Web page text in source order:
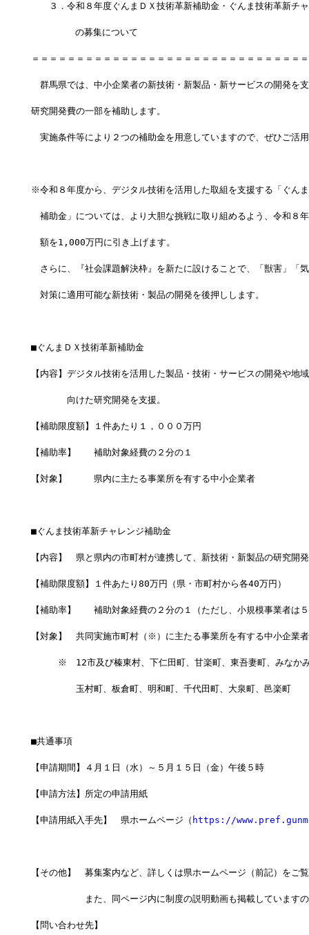
３．令和８年度ぐんまＤＸ技術革新補助金・ぐんま技術革新チ
        の募集について
＝＝＝＝＝＝＝＝＝＝＝＝＝＝＝＝＝＝＝＝＝＝＝＝＝＝＝＝＝＝
群馬県では、中小企業者の新技術・新製品・新サービスの開発を
研究開発費の一部を補助します。
実施条件等により２つの補助金を用意していますので、ぜひご活
※令和８年度から、デジタル技術を活用した取組を支援する「ぐん
補助金」については、より大胆な挑戦に取り組めるよう、令和８
額を1,000万円に引き上げます。
さらに、『社会課題解決枠』を新たに設けることで、「獣害」「
対策に適用可能な新技術・製品の開発を後押しします。
■ぐんまＤＸ技術革新補助金
【内容】デジタル技術を活用した製品・技術・サービスの開発や地
向けた研究開発を支援。
【補助限度額】１件あたり１，０００万円
【補助率】　　補助対象経費の２分の１
【対象】　　　県内に主たる事業所を有する中小企業者
■ぐんま技術革新チャレンジ補助金
【内容】　県と県内の市町村が連携して、新技術・新製品の研究開
【補助限度額】１件あたり80万円（県・市町村から各40万円）
【補助率】　　補助対象経費の２分の１（ただし、小規模事業者は
【対象】　共同実施市町村（※）に主たる事業所を有する中小企業者
※　12市及び榛東村、下仁田町、甘楽町、東吾妻町、みなか
玉村町、板倉町、明和町、千代田町、大泉町、邑楽町
■共通事項
【申請期間】４月１日（水）～５月１５日（金）午後５時
【申請方法】所定の申請用紙
【申請用紙入手先】　県ホームページ（ https://
【その他】　募集案内など、詳しくは県ホームページ（前記）をご
また、同ページ内に制度の説明動画も掲載していますの
【問い合わせ先】